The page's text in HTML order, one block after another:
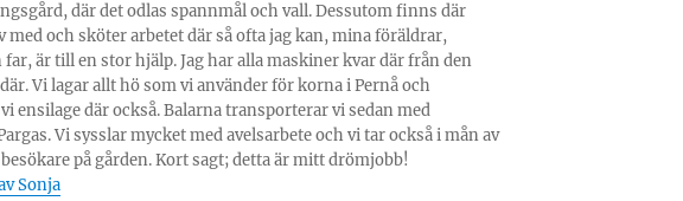
där det odlas spannmål och vall. Dessutom finns där
med och sköter arbetet där så ofta jag kan, mina föräldrar,
är till en stor hjälp. Jag har alla maskiner kvar där från den
Vi lagar allt hö som vi använder för korna i Pernå och
ensilage där också. Balarna transporterar vi sedan med
Vi sysslar mycket med avelsarbete och vi tar också i mån av
på gården. Kort sagt; detta är mitt drömjobb!
Sonja